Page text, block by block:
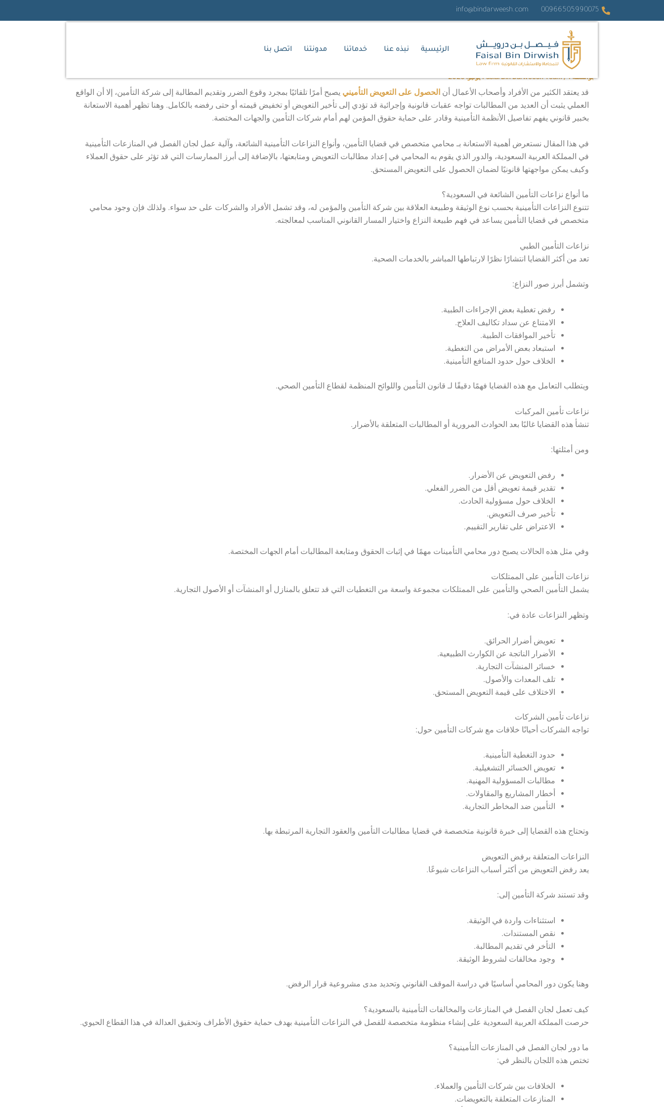
إلى
00966505990075
info@bindarweesh.com
الرئيسية نبذه عنا خدماتنا مدونتنا اتصل بنا
بواسطة Fasial Bin Darweesh Team/1 يوليو، 2026
قد يعتقد الكثير من الأفراد وأصحاب الأعمال أن الحصول على التعويض التأميني يصبح أمرًا تلقائيًا بمجرد وقوع الضرر وتقديم المطالبة إلى شركة التأمين، إلا أن الواقع
العملي يثبت أن العديد من المطالبات تواجه عقبات قانونية وإجرائية قد تؤدي إلى تأخير التعويض أو تخفيض قيمته أو حتى رفضه بالكامل. وهنا تظهر أهمية الاستعانة
بخبير قانوني يفهم تفاصيل الأنظمة التأمينية وقادر على حماية حقوق المؤمن لهم أمام شركات التأمين والجهات المختصة.
في هذا المقال نستعرض أهمية الاستعانة بـ محامي متخصص في قضايا التأمين، وأنواع النزاعات التأمينية الشائعة، وآلية عمل لجان الفصل في المنازعات التأمينية
في المملكة العربية السعودية، والدور الذي يقوم به المحامي في إعداد مطالبات التعويض ومتابعتها، بالإضافة إلى أبرز الممارسات التي قد تؤثر على حقوق العملاء
وكيف يمكن مواجهتها قانونيًا لضمان الحصول على التعويض المستحق.
ما أنواع نزاعات التأمين الشائعة في السعودية؟
تتنوع النزاعات التأمينية بحسب نوع الوثيقة وطبيعة العلاقة بين شركة التأمين والمؤمن له، وقد تشمل الأفراد والشركات على حد سواء. ولذلك فإن وجود محامي
متخصص في قضايا التأمين يساعد في فهم طبيعة النزاع واختيار المسار القانوني المناسب لمعالجته.
نزاعات التأمين الطبي
تعد من أكثر القضايا انتشارًا نظرًا لارتباطها المباشر بالخدمات الصحية.
وتشمل أبرز صور النزاع:
رفض تغطية بعض الإجراءات الطبية.
الامتناع عن سداد تكاليف العلاج.
تأخير الموافقات الطبية.
استبعاد بعض الأمراض من التغطية.
الخلاف حول حدود المنافع التأمينية.
ويتطلب التعامل مع هذه القضايا فهمًا دقيقًا لـ قانون التأمين واللوائح المنظمة لقطاع التأمين الصحي.
نزاعات تأمين المركبات
تنشأ هذه القضايا غالبًا بعد الحوادث المرورية أو المطالبات المتعلقة بالأضرار.
ومن أمثلتها:
رفض التعويض عن الأضرار.
تقدير قيمة تعويض أقل من الضرر الفعلي.
الخلاف حول مسؤولية الحادث.
تأخير صرف التعويض.
الاعتراض على تقارير التقييم.
وفي مثل هذه الحالات يصبح دور محامي التأمينات مهمًا في إثبات الحقوق ومتابعة المطالبات أمام الجهات المختصة.
نزاعات التأمين على الممتلكات
يشمل التأمين الصحي والتأمين على الممتلكات مجموعة واسعة من التغطيات التي قد تتعلق بالمنازل أو المنشآت أو الأصول التجارية.
وتظهر النزاعات عادة في:
تعويض أضرار الحرائق.
الأضرار الناتجة عن الكوارث الطبيعية.
خسائر المنشآت التجارية.
تلف المعدات والأصول.
الاختلاف على قيمة التعويض المستحق.
نزاعات تأمين الشركات
تواجه الشركات أحيانًا خلافات مع شركات التأمين حول:
حدود التغطية التأمينية.
تعويض الخسائر التشغيلية.
مطالبات المسؤولية المهنية.
أخطار المشاريع والمقاولات.
التأمين ضد المخاطر التجارية.
وتحتاج هذه القضايا إلى خبرة قانونية متخصصة في قضايا مطالبات التأمين والعقود التجارية المرتبطة بها.
النزاعات المتعلقة برفض التعويض
يعد رفض التعويض من أكثر أسباب النزاعات شيوعًا.
وقد تستند شركة التأمين إلى:
استثناءات واردة في الوثيقة.
نقص المستندات.
التأخر في تقديم المطالبة.
وجود مخالفات لشروط الوثيقة.
وهنا يكون دور المحامي أساسيًا في دراسة الموقف القانوني وتحديد مدى مشروعية قرار الرفض.
كيف تعمل لجان الفصل في المنازعات والمخالفات التأمينية بالسعودية؟
حرصت المملكة العربية السعودية على إنشاء منظومة متخصصة للفصل في النزاعات التأمينية بهدف حماية حقوق الأطراف وتحقيق العدالة في هذا القطاع الحيوي.
ما دور لجان الفصل في المنازعات التأمينية؟
تختص هذه اللجان بالنظر في:
الخلافات بين شركات التأمين والعملاء.
المنازعات المتعلقة بالتعويضات.